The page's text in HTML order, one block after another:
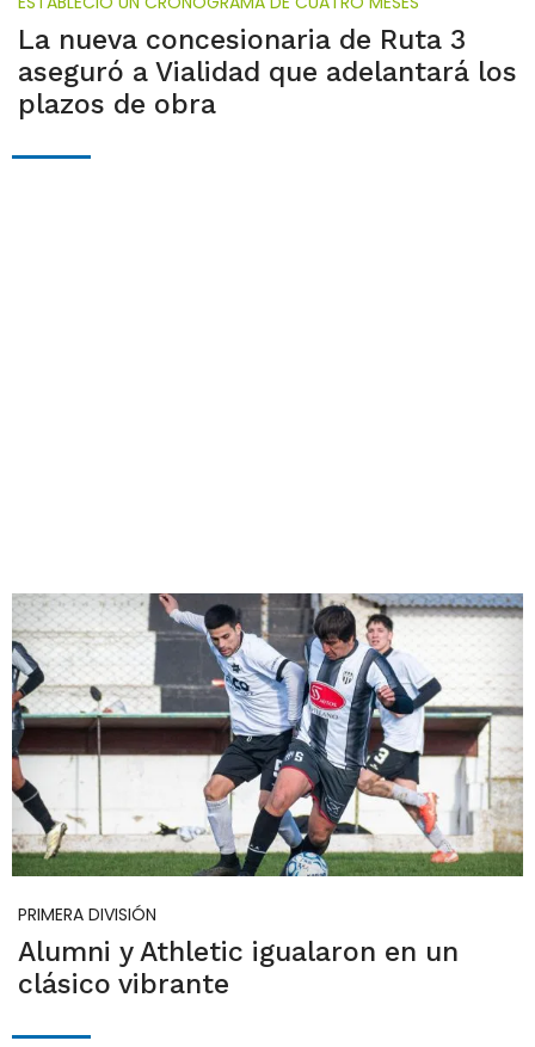
La nueva concesionaria de Ruta 3
aseguró a Vialidad que adelantará los
plazos de obra
PRIMERA DIVISIÓN
Alumni y Athletic igualaron en un
clásico vibrante